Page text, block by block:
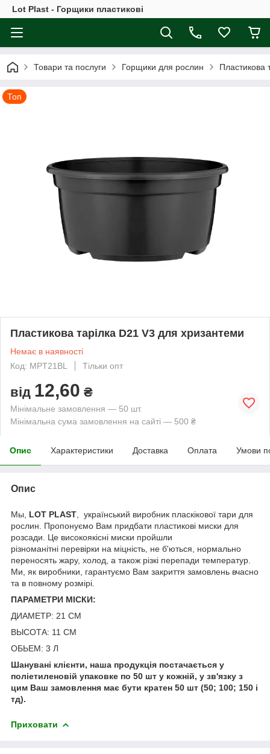
Lot Plast - Горщики пластикові
Товари та послуги Горщики для рослин Пластикова
Топ
Пластикова тарілка D21 V3 для хризантеми
Немає в наявності
Код: MPT21BL
Тільки опт
від 12,60 ₴
Мінімальне замовлення — 50 шт.
Мінімальна сума замовлення на сайті — 500 ₴
Опис Характеристики Доставка Оплата Умови
Опис
Мы, LOT PLAST , український виробник пласкікової тари для
рослин. Пропонуємо Вам придбати пластикові миски для
розсади. Це високоякісні миски пройшли
різноманітні перевірки на міцність, не б'ються, нормально
переносять жару, холод, а також різкі перепади температур.
Ми, як виробники, гарантуємо Вам закриття замовлень вчасно
та в повному розмірі.
ПАРАМЕТРИ МІСКИ:
ДИАМЕТР: 21 СМ
ВЫСОТА: 11 СМ
ОБЬЕМ: 3 Л
Шанувані клієнти, наша продукція постачається у
поліетиленовій упаковке по 50 шт у кожній, у зв'язку з
цим Ваш замовлення має бути кратен 50 шт (50; 100; 150 і
тд).
Приховати